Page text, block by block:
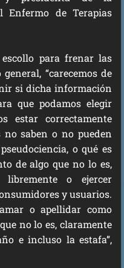
Enfermo de Terapias
para frenar las
“carecemos de
si dicha información
que podamos elegir
estar correctamente
no saben o no pueden
o qué es
de algo que no lo es,
o ejercer
y usuarios.
o apellidar como
que no lo es, claramente
e incluso la estafa”,